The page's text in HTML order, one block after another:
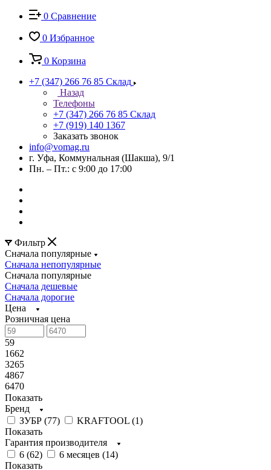
0 Сравнение
0 Избранное
0 Корзина
+7 (347) 266 76 85 Склад
Назад
Телефоны
+7 (347) 266 76 85 Склад
+7 (919) 140 1367
Заказать звонок
info@vomag.ru
г. Уфа, Коммунальная (Шакша), 9/1
Пн. – Пт.: с 9:00 до 17:00
Фильтр
Сначала популярные
Сначала непопулярные
Сначала популярные
Сначала дешевые
Сначала дорогие
Цена
Розничная цена
59
1662
3265
4867
6470
Показать
Бренд
ЗУБР (77) KRAFTOOL (1)
Показать
Гарантия производителя
6 (62) 6 месяцев (14)
Показать